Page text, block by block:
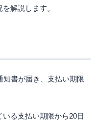
解説します。
知書が届き、支払い期限
る支払い期限から20日